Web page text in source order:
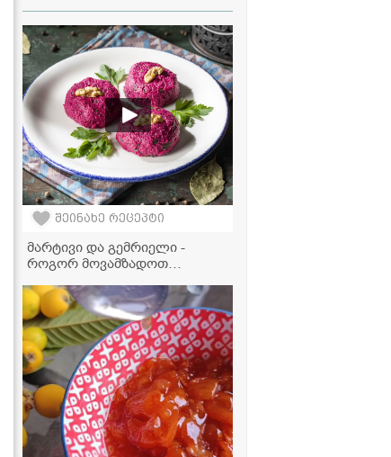
შეინახე რეცეპტი
მარტივი და გემრიელი -
როგორ მოვამზადოთ